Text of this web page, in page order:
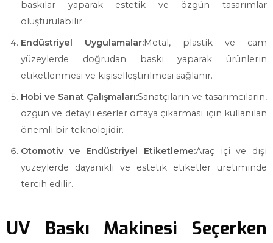
baskılar yaparak estetik ve özgün tasarımlar
oluşturulabilir.
Endüstriyel Uygulamalar:Metal, plastik ve cam
yüzeylerde doğrudan baskı yaparak ürünlerin
etiketlenmesi ve kişiselleştirilmesi sağlanır.
Hobi ve Sanat Çalışmaları:Sanatçıların ve tasarımcıların,
özgün ve detaylı eserler ortaya çıkarması için kullanılan
önemli bir teknolojidir.
Otomotiv ve Endüstriyel Etiketleme:Araç içi ve dışı
yüzeylerde dayanıklı ve estetik etiketler üretiminde
tercih edilir.
UV Baskı Makinesi Seçerken